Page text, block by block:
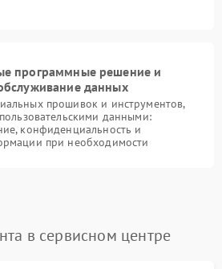
программные решение и
данных
прошивок и инструментов,
данными:
конфиденциальность и
при необходимости
в сервисном центре